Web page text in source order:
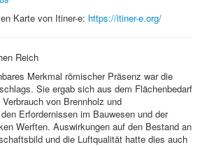
Karte von Itiner-e: https://itiner-e.org/
Reich
Merkmal römischer Präsenz war die
Sie ergab sich aus dem Flächenbedarf
von Brennholz und
Erfordernissen im Bauwesen und der
Werften. Auswirkungen auf den Bestand an
und die Luftqualität hatte dies auch